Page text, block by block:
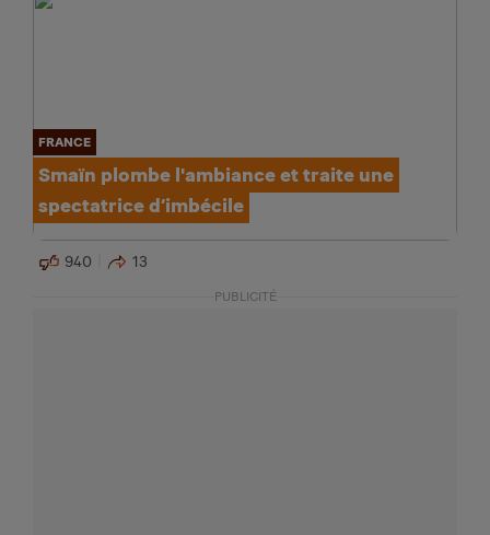
FRANCE
Smaïn plombe l'ambiance et traite une
spectatrice d’imbécile
940 13
PUBLICITÉ